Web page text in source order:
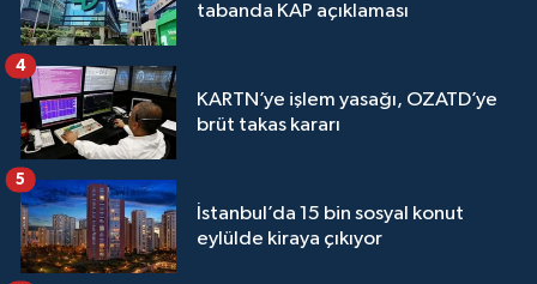
tabanda KAP açıklaması
KARTN’ye işlem yasağı, OZATD’ye
brüt takas kararı
4
İstanbul’da 15 bin sosyal konut
eylülde kiraya çıkıyor
5